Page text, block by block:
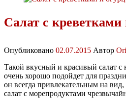
Салат с креветками
Опубликовано 02.07.2015 Автор
Такой вкусный и красивый салат с
очень хорошо подойдет для
он всегда привлекательным на
салат с морепродуктами